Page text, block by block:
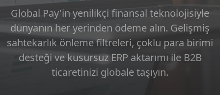
Global Pay'in yenilikçi finansal teknolojisiyle
dünyanın her yerinden ödeme alın. Gelişmiş
sahtekarlık önleme filtreleri, çoklu para birimi
desteği ve kusursuz ERP aktarımı ile B2B
ticaretinizi globale taşıyın.